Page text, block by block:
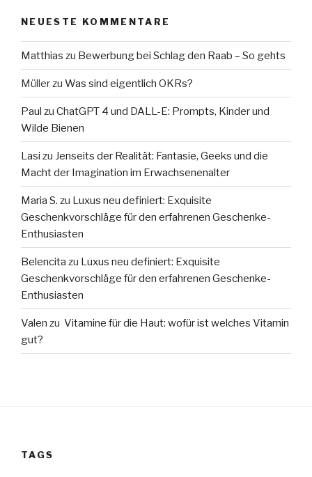
NEUESTE KOMMENTARE
Matthias zu Bewerbung bei Schlag den Raab – So gehts
Müllerzu Was sind eigentlich OKRs?
Paul zu ChatGPT 4 und DALL-E: Prompts, Kinder und
Wilde Bienen
Lasi zu Jenseits der Realität: Fantasie, Geeks und die
Macht der Imagination im Erwachsenenalter
Maria S. zu Luxus neu definiert: Exquisite
Geschenkvorschläge für den erfahrenen Geschenke-
Enthusiasten
Belencita zu Luxus neu definiert: Exquisite
Geschenkvorschläge für den erfahrenen Geschenke-
Enthusiasten
Valen zu Vitamine für die Haut: wofür ist welches Vitamin
gut?
TAGS